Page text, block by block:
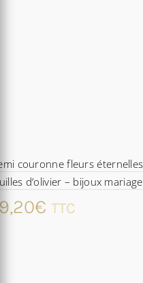
couronne fleurs
d’olivier – bijoux
€ TTC